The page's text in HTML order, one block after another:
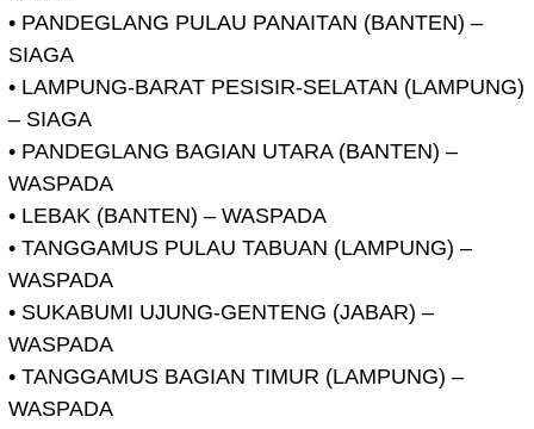
• PANDEGLANG PULAU PANAITAN (BANTEN) –
SIAGA
• LAMPUNG-BARAT PESISIR-SELATAN (LAMPUNG)
– SIAGA
• PANDEGLANG BAGIAN UTARA (BANTEN) –
WASPADA
• LEBAK (BANTEN) – WASPADA
• TANGGAMUS PULAU TABUAN (LAMPUNG) –
WASPADA
• SUKABUMI UJUNG-GENTENG (JABAR) –
WASPADA
• TANGGAMUS BAGIAN TIMUR (LAMPUNG) –
WASPADA